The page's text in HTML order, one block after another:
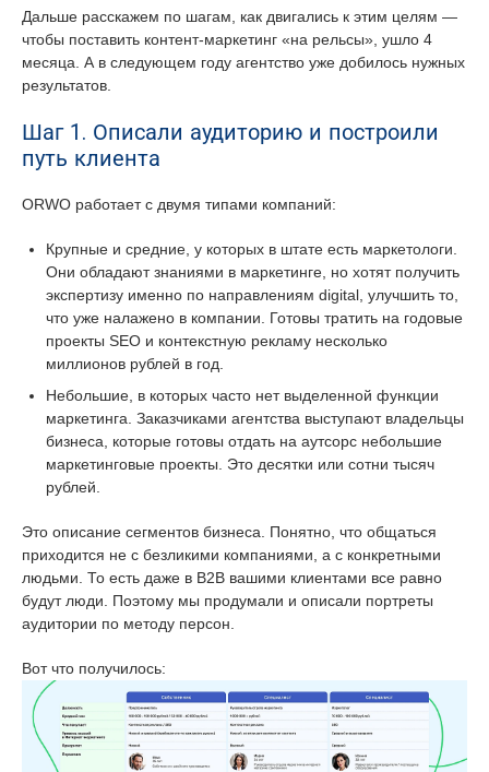
Дальше расскажем по шагам, как двигались к этим целям —
чтобы поставить контент-маркетинг «на рельсы», ушло 4
месяца. А в следующем году агентство уже добилось нужных
результатов.
Шаг 1. Описали аудиторию и построили
путь клиента
ORWO работает с двумя типами компаний:
Крупные и средние, у которых в штате есть маркетологи.
Они обладают знаниями в маркетинге, но хотят получить
экспертизу именно по направлениям digital, улучшить то,
что уже налажено в компании. Готовы тратить на годовые
проекты SEO и контекстную рекламу несколько
миллионов рублей в год.
Небольшие, в которых часто нет выделенной функции
маркетинга. Заказчиками агентства выступают владельцы
бизнеса, которые готовы отдать на аутсорс небольшие
маркетинговые проекты. Это десятки или сотни тысяч
рублей.
Это описание сегментов бизнеса. Понятно, что общаться
приходится не с безликими компаниями, а с конкретными
людьми. То есть даже в B2B вашими клиентами все равно
будут люди. Поэтому мы продумали и описали портреты
аудитории по методу персон.
Вот что получилось: